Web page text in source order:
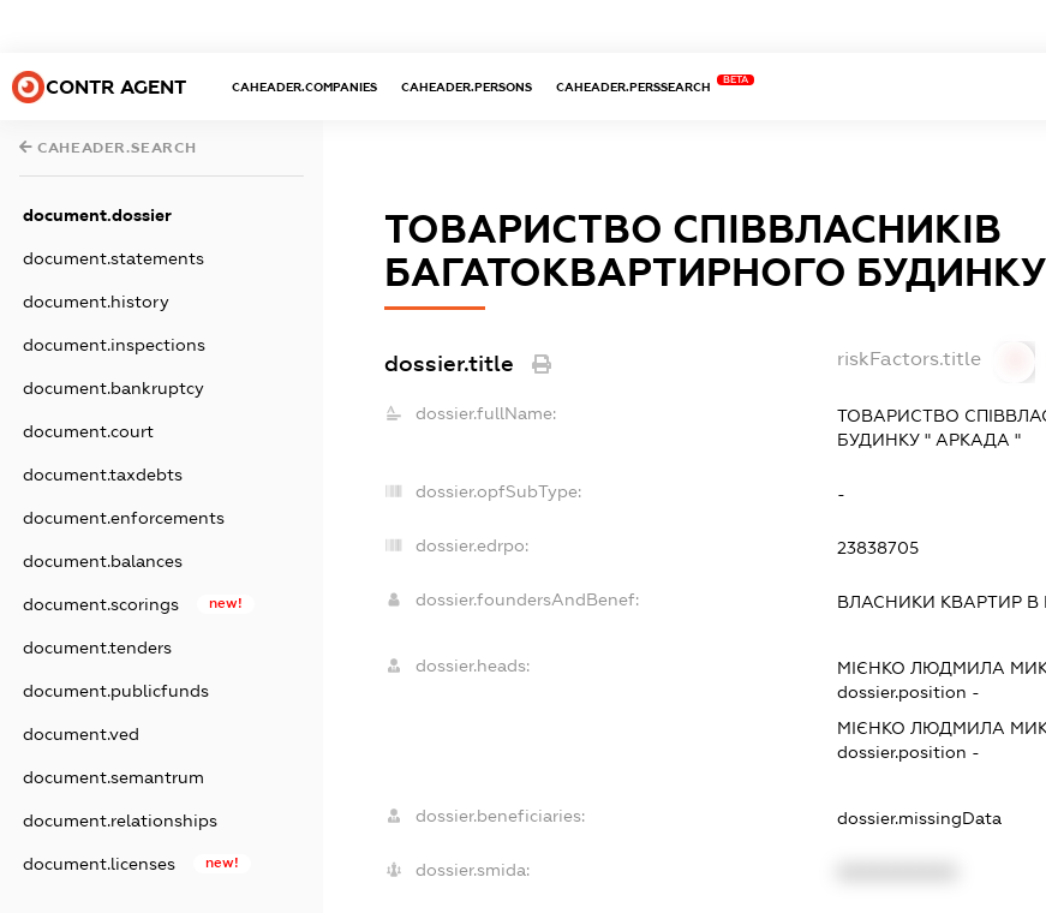
CONTR AGENT CAHEADER.COMPANIES CAHEADER.PERSONS CAHEADER.PERSSEARCH
BETA
CAHEADER.SEARCH
document.dossier
document.statements
document.history
document.inspections
document.bankruptcy
document.court
document.taxdebts
document.enforcements
document.balances
document.scorings new!
document.tenders
document.publicfunds
document.ved
document.semantrum
document.relationships
document.licenses new!
ТОВАРИСТВО СПІВВЛАСНИКІВ
БАГАТОКВАРТИРНОГО
dossier.title riskFactors.title
dossier.fullName:
ТОВАРИСТВО
БУДИНКУ " АРКАДА "
dossier.opfSubType: -
dossier.edrpo: 23838705
dossier.foundersAndBenef: ВЛАСНИКИ КВАРТИР В
dossier.heads: МІЄНКО ЛЮДМИЛА
dossier.position -
МІЄНКО ЛЮДМИЛА
dossier.position -
dossier.beneficiaries: dossier.missingData
dossier.smida: